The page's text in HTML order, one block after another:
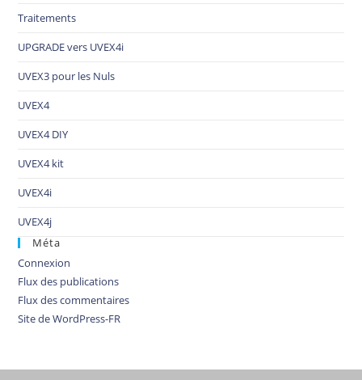
Traitements
UPGRADE vers UVEX4i
UVEX3 pour les Nuls
UVEX4
UVEX4 DIY
UVEX4 kit
UVEX4i
UVEX4j
Méta
Connexion
Flux des publications
Flux des commentaires
Site de WordPress-FR